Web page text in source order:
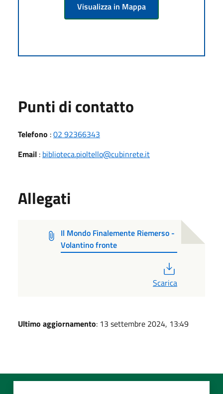
Visualizza in Mappa
Punti di contatto
Telefono :02 92366343
Email : biblioteca.pioltello@cubinrete.it
Allegati
Il Mondo Finalemente Riemerso -
Volantino fronte
Scarica
Ultimo aggiornamento: 13 settembre 2024, 13:49